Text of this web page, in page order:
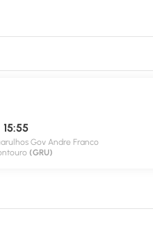
15:55
Gov Andre Franco
(GRU)